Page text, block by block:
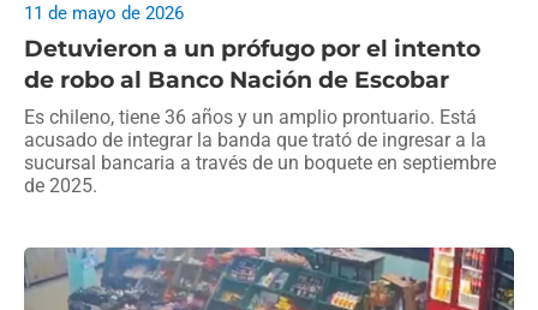
Detuvieron a un prófugo por el intento
de robo al Banco Nación de Escobar
11 de mayo de 2026
Es chileno, tiene 36 años y un amplio prontuario. Está
acusado de integrar la banda que trató de ingresar a la
sucursal bancaria a través de un boquete en septiembre
de 2025.